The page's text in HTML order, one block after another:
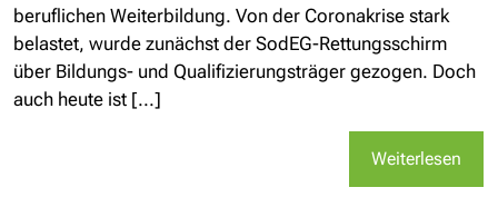
beruflichen Weiterbildung. Von der Coronakrise stark
belastet, wurde zunächst der SodEG-Rettungsschirm
über Bildungs- und Qualifizierungsträger gezogen. Doch
auch heute ist [...]
Weiterlesen